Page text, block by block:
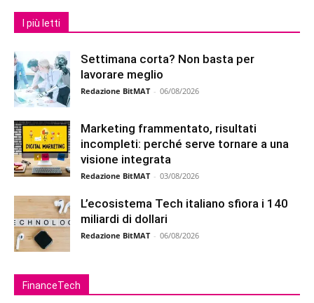
I più letti
Settimana corta? Non basta per
lavorare meglio
Redazione BitMAT - 06/08/2026
Marketing frammentato, risultati
incompleti: perché serve tornare a una
visione integrata
Redazione BitMAT - 03/08/2026
L’ecosistema Tech italiano sfiora i 140
miliardi di dollari
Redazione BitMAT - 06/08/2026
FinanceTech